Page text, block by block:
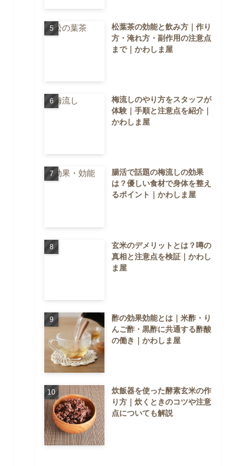
松葉茶の効能と飲み方｜作り
方・淹れ方・副作用の注意点
まで｜かわしま屋
梅流しのやり方をスタッフが
体験｜手順と注意点を紹介｜
かわしま屋
腸活で話題の梅流しの効果
は？優しい食材で身体を整え
るポイント｜かわしま屋
玄米のデメリットとは？噂の
真相と注意点を検証｜かわし
ま屋
酢の効果効能とは｜米酢・り
んご酢・黒酢に共通する酢酸
の働き｜かわしま屋
炊飯器を使った酵素玄米の作
り方｜炊くときのコツや注意
点についても解説